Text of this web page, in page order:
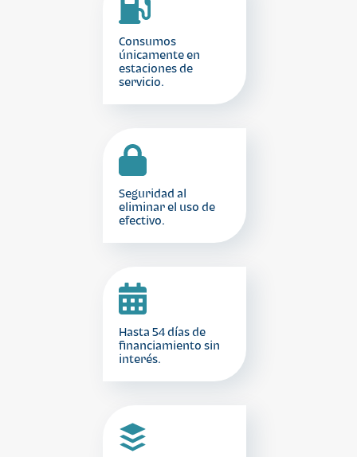
Consumos
únicamente en
estaciones de
servicio.
Seguridad al
eliminar el uso de
efectivo.
Hasta 54 días de
financiamiento sin
interés.